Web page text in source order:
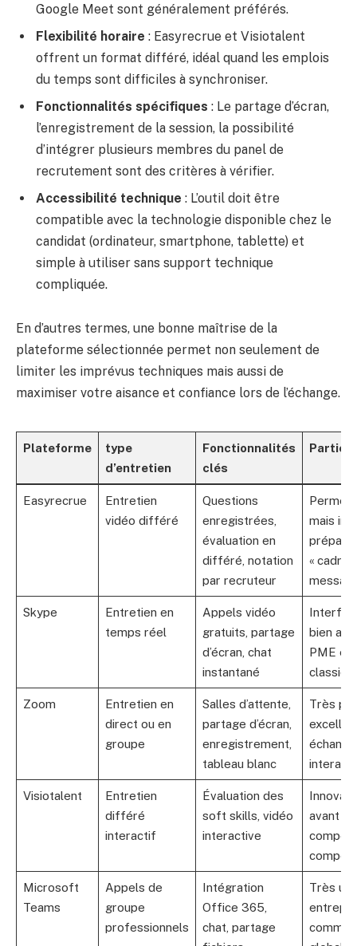
Google Meet sont généralement préférés.
Flexibilité horaire : Easyrecrue et Visiotalent
offrent un format différé, idéal quand les emplois
du temps sont difficiles à synchroniser.
Fonctionnalités spécifiques : Le partage d’écran,
l’enregistrement de la session, la possibilité
d’intégrer plusieurs membres du panel de
recrutement sont des critères à vérifier.
Accessibilité technique : L’outil doit être
compatible avec la technologie disponible chez le
candidat (ordinateur, smartphone, tablette) et
simple à utiliser sans support technique
compliquée.
En d’autres termes, une bonne maîtrise de la
plateforme sélectionnée permet non seulement de
limiter les imprévus techniques mais aussi de
maximiser votre aisance et confiance lors de l’échange.
Plateforme
type
d’entretien
Fonctionnalités
clés
Easyrecrue
Entretien
vidéo différé
Questions
enregistrées,
évaluation en
différé, notation
par recruteur
Permet
mais
«
Skype
Entretien en
temps réel
Appels vidéo
gratuits, partage
d’écran, chat
instantané
bien
PME et
Zoom
Entretien en
direct ou en
groupe
Salles d’attente,
partage d’écran,
enregistrement,
tableau blanc
Très
Visiotalent
Entretien
différé
interactif
Évaluation des
soft skills, vidéo
interactive
avant
Microsoft
Teams
Appels de
groupe
professionnels
Intégration
Office 365,
chat, partage
Très